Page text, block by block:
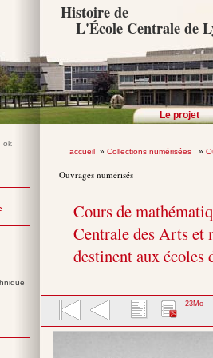
Histoire de
L'École Centrale de
Le projet
accueil» Collections numérisées »
Ouvrages numérisés
Cours de
Centrale des Arts et
destinent aux écoles
23Mo